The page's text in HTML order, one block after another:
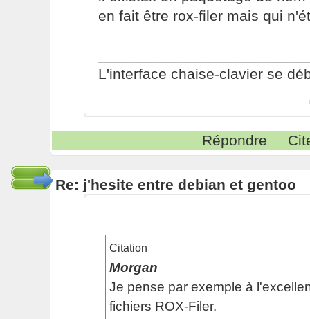
en fait être rox-filer mais qui
L'interface chaise-clavier se
Répondre
Re: j'hesite entre debian et gentoo
Citation
Morgan
Je pense par exemple à
fichiers ROX-Filer.